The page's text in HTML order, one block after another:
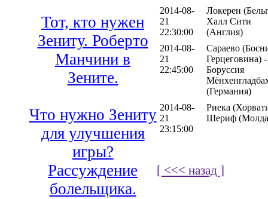
Тот, кто нужен
Зениту. Роберто
Манчини в
Зените.
Что нужно Зениту
для улучшения
игры?
Рассуждение
болельщика.
2014-08-
21
22:30:00
Локерен
Халл Сити
(Англия)
2014-08-
21
22:45:00
Сараево
Герцеговина) -
Боруссия
(Германия)
2014-08-
21
23:15:00
Риека
Шериф
[ <<< назад ]